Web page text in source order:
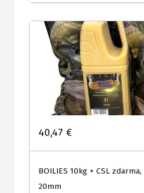
40,47 €
BOILIES 10kg + CSL zdarma,
20mm